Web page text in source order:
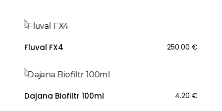
Fluval FX4 250.00 €
Dajana Biofiltr 100ml 4.20 €